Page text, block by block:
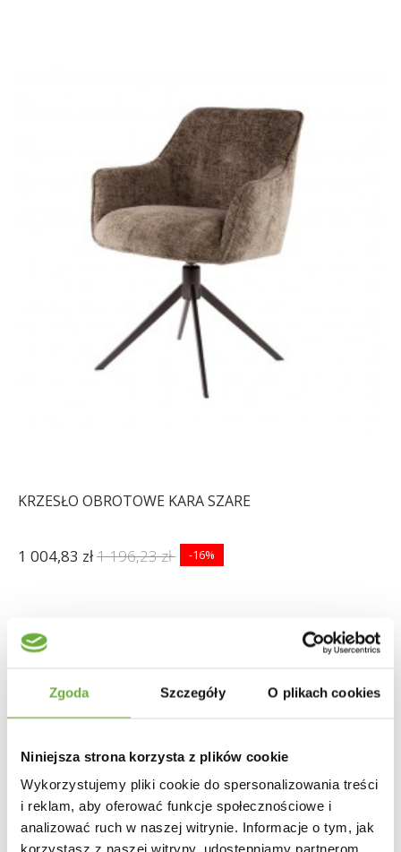
Zgoda Szczegóły O plikach cookies
Niniejsza strona korzysta z plików cookie
Wykorzystujemy pliki cookie do spersonalizowania treści
i reklam, aby oferować funkcje społecznościowe i
analizować ruch w naszej witrynie. Informacje o tym, jak
korzystasz z naszej witryny, udostępniamy partnerom
KRZESŁO OBROTOWE KARA SZARE
1 004,83 zł1 196,23 zł -16%